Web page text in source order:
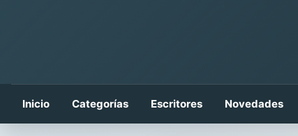
Inicio Categorías Escritores Novedades